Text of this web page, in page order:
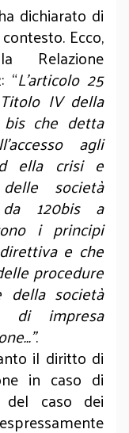
dichiarato di
Ecco,
Relazione
“L’articolo 25
IV della
che detta
agli
ella crisi e
società
120bis a
i principi
e che
procedure
della società
di impresa
.
il diritto di
in caso di
del caso dei